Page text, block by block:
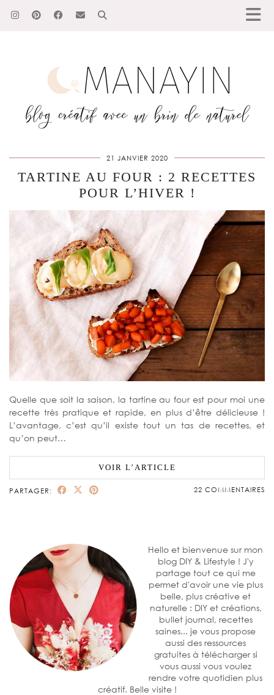
21 JANVIER 2020
TARTINE AU FOUR : 2 RECETTES
POUR L’HIVER !
Quelle que soit la saison, la tartine au four est pour moi une
recette très pratique et rapide, en plus d’être délicieuse !
L’avantage, c’est qu’il existe tout un tas de recettes, et
qu’on peut…
VOIR L’ARTICLE
PARTAGER: 22 COMMENTAIRES
Hello et bienvenue sur mon
blog DIY & Lifestyle ! J'y
partage tout ce qui me
permet d'avoir une vie plus
belle, plus créative et
naturelle : DIY et créations,
bullet journal, recettes
saines... je vous propose
aussi des ressources
gratuites à télécharger si
vous aussi vous voulez
rendre votre quotidien plus
créatif. Belle visite !